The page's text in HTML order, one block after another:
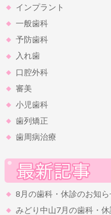
インプラント
一般歯科
予防歯科
入れ歯
口腔外科
審美
小児歯科
歯列矯正
歯周病治療
8月の歯科・休診のお知
みどり中山7月の歯科・